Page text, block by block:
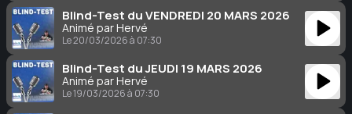
Blind-Test du VENDREDI 20 MARS 2026
Animé par Hervé
Le 20/03/2026 à 07:30
Blind-Test du JEUDI 19 MARS 2026
Animé par Hervé
Le 19/03/2026 à 07:30